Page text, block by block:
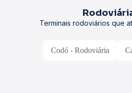
Terminais rodoviários que
Codó - Rodoviária